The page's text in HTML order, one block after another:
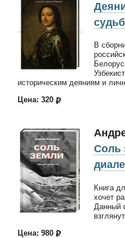
В
историческим деяниям и
Цена: 320
Соль
Книга
хочет
Данный
Цена: 980